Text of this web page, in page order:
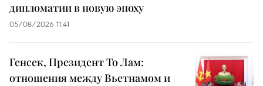
дипломатии в новую эпоху
05/08/2026 11:41
Генсек, Президент То Лам:
отношения между Вьетнамом и